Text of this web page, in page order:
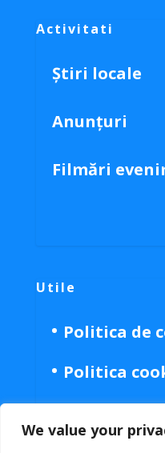
We value your
Activitati
Știri locale
Anunțuri
Filmări
Utile
Politica de
Politica